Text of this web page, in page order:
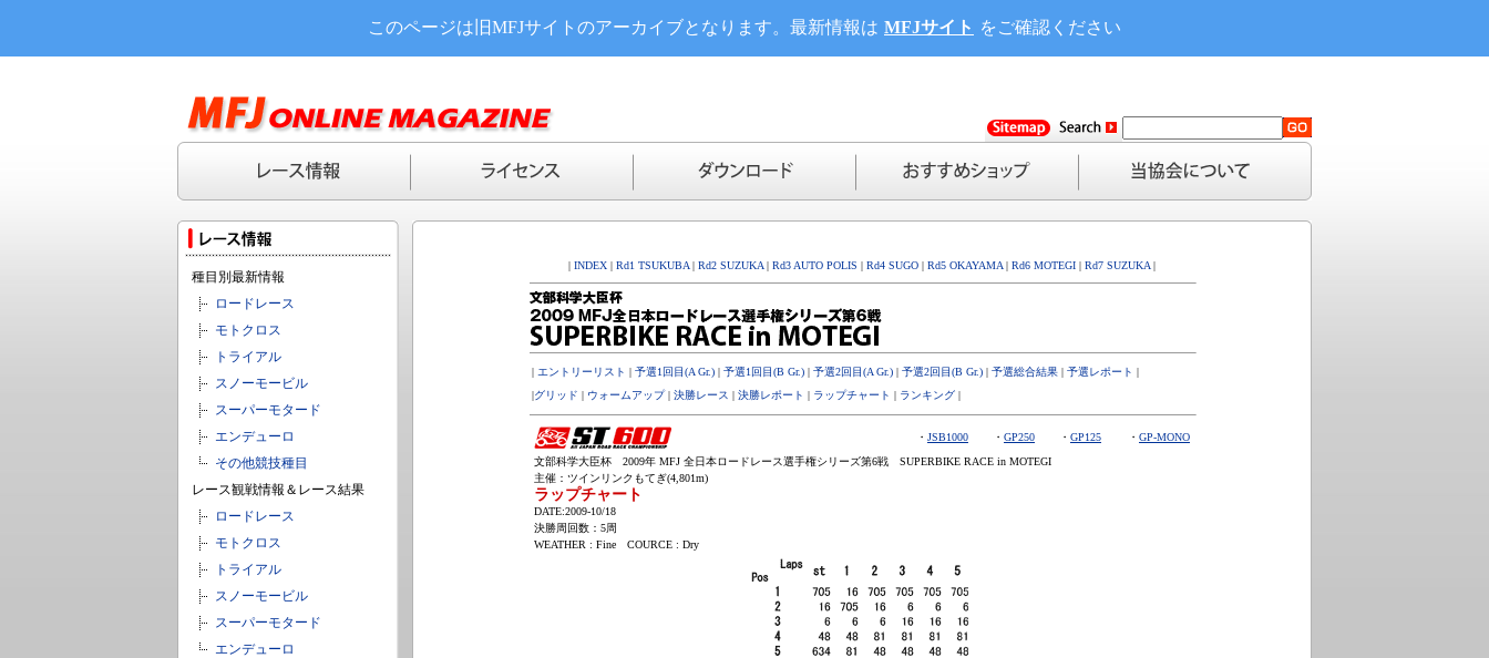
このページは旧MFJサイトのアーカイブとなります。最新情報は MFJサイト をご確認ください
種目別最新情報
ロードレース
モトクロス
トライアル
スノーモービル
スーパーモタード
エンデューロ
その他競技種目
レース観戦情報＆レース結果
ロードレース
モトクロス
トライアル
スノーモービル
スーパーモタード
エンデューロ
| INDEX | Rd1 TSUKUBA | Rd2 SUZUKA | Rd3 AUTO POLIS | Rd4 SUGO | Rd5 OKAYAMA | Rd6 MOTEGI | Rd7 SUZUKA |
| エントリーリスト | 予選1回目(A Gr.) | 予選1回目(B Gr.) | 予選2回目(A Gr.) | 予選2回目(B Gr.) | 予選総合結果 | 予選レポート |
|グリッド | ウォームアップ| 決勝レース | 決勝レポート | ラップチャート | ランキング |
・ JSB1000 ・ GP250 ・ GP125 ・ GP-MONO
文部科学大臣杯 2009年 MFJ 全日本ロードレース選手権シリーズ第6戦 SUPERBIKE RACE in MOTEGI
主催：ツインリンクもてぎ(4,801m)
ラップチャート
DATE:2009-10/18
決勝周回数：5周
WEATHER : Fine COURCE : Dry